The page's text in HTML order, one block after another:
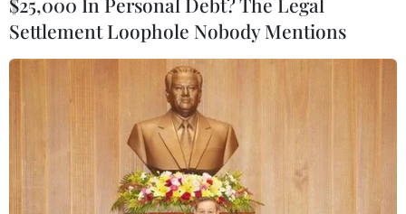
Settlement Loophole Nobody Mentions